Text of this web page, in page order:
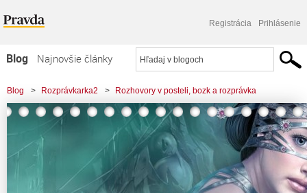
Registrácia Prihlásenie
Blog
Najnovšie články
Najčítanejšie články
Najkomentovanejšie články
Zoznam blogov
Blog > Rozprávkarka2 > Rozhovory v posteli, bozk a rozprávka